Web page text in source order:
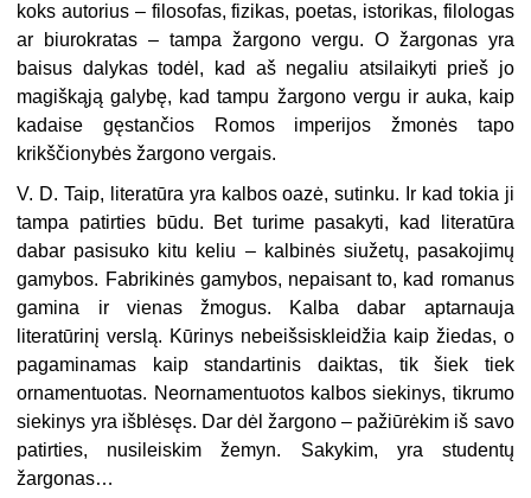
koks autorius – filosofas, fizikas, poetas, istorikas, filologas
ar biurokratas – tampa žargono vergu. O žargonas yra
baisus dalykas todėl, kad aš negaliu atsilaikyti prieš jo
magiškąją galybę, kad tampu žargono vergu ir auka, kaip
kadaise gęstančios Romos imperijos žmonės tapo
krikščionybės žargono vergais.
V. D. Taip, literatūra yra kalbos oazė, sutinku. Ir kad tokia ji
tampa patirties būdu. Bet turime pasakyti, kad literatūra
dabar pasisuko kitu keliu – kalbinės siužetų, pasakojimų
gamybos. Fabrikinės gamybos, nepaisant to, kad romanus
gamina ir vienas žmogus. Kalba dabar aptarnauja
literatūrinį verslą. Kūrinys nebeišsiskleidžia kaip žiedas, o
pagaminamas kaip standartinis daiktas, tik šiek tiek
ornamentuotas. Neornamentuotos kalbos siekinys, tikrumo
siekinys yra išblėsęs. Dar dėl žargono – pažiūrėkim iš savo
patirties, nusileiskim žemyn. Sakykim, yra studentų
žargonas…